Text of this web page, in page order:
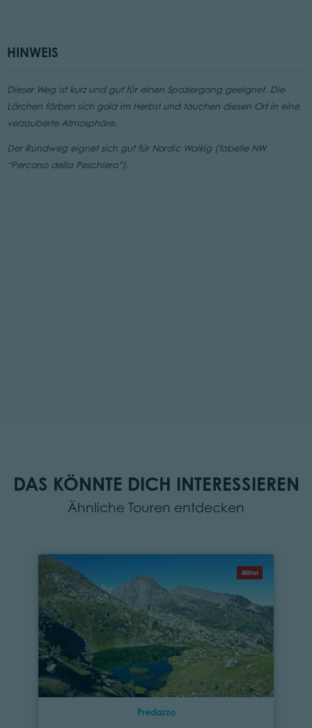
HINWEIS
Dieser Weg ist kurz und gut für einen Spaziergang geeignet. Die
Lärchen färben sich gold im Herbst und tauchen diesen Ort in eine
verzauberte Atmosphäre.
Der Rundweg eignet sich gut für Nordic Walkig (Tabelle NW
“Percorso della Peschiera”).
DAS KÖNNTE DICH INTERESSIEREN
Ähnliche Touren entdecken
Mittel
Predazzo